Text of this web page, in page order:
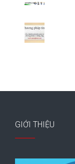
GIỚI THIỆU